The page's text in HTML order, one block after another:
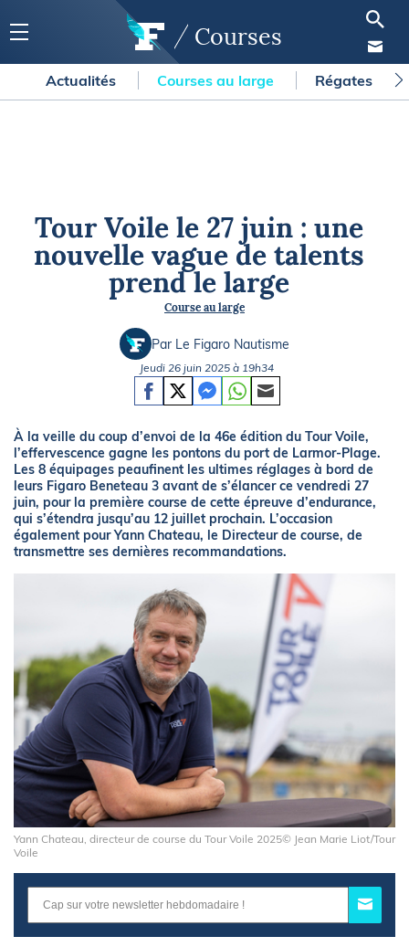
Courses
Actualités Courses au large Régates
Tour Voile le 27 juin : une
nouvelle vague de talents
prend le large
Course au large
Par Le Figaro Nautisme
Jeudi 26 juin 2025 à 19h34
À la veille du coup d’envoi de la 46e édition du Tour Voile,
l’effervescence gagne les pontons du port de Larmor-Plage.
Les 8 équipages peaufinent les ultimes réglages à bord de
leurs Figaro Beneteau 3 avant de s’élancer ce vendredi 27
juin, pour la première course de cette épreuve d’endurance,
qui s’étendra jusqu’au 12 juillet prochain. L’occasion
également pour Yann Chateau, le Directeur de course, de
transmettre ses dernières recommandations.
Yann Chateau, directeur de course du Tour Voile 2025© Jean Marie Liot/Tour
Voile